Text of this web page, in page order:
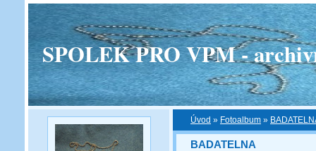
SPOLEK PRO VPM -
Úvod » Fotoalbum »
BADATELNA